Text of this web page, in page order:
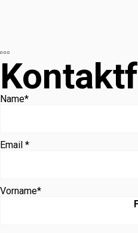
Name*
Email *
Vorname*